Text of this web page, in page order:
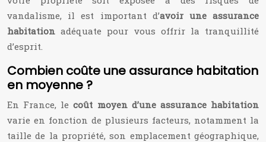
vandalisme, il est important d’avoir une assurance
habitation adéquate pour vous offrir la tranquillité
d’esprit.
Combien coûte une assurance habitation
en moyenne ?
En France, lecoût moyen d’une assurance habitation
varie en fonction de plusieurs facteurs, notamment la
taille de la propriété, son emplacement géographique,